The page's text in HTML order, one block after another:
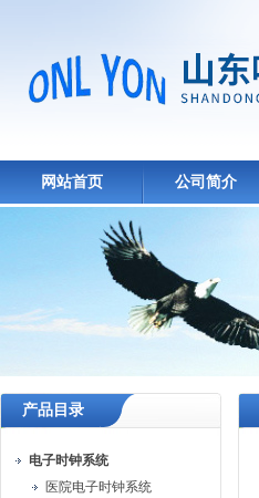
网站首页 公司简介
产品目录
电子时钟系统
医院电子时钟系统